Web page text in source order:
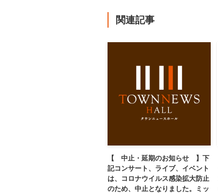
関連記事
【 中止・延期のお知らせ 】下
記コンサート、ライブ、イベント
は、コロナウイルス感染拡大防止
のため、中止となりました。ミッ